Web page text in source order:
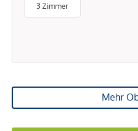
3 Zimmer
Mehr